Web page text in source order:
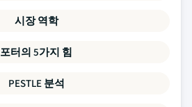
시장 역학
포터의 5가지 힘
PESTLE 분석